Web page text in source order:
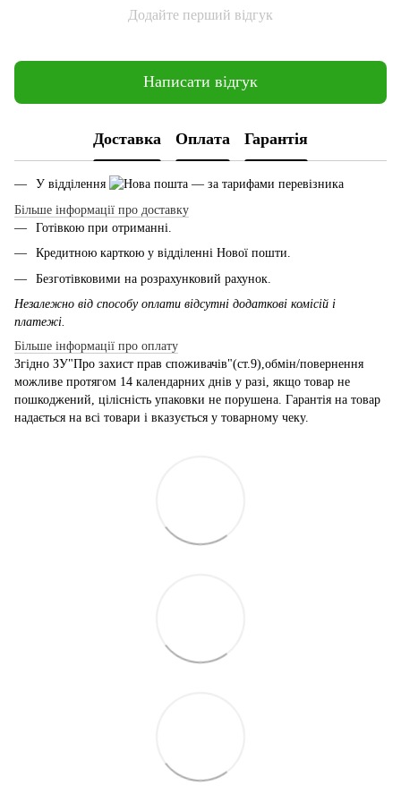
Додайте перший відгук
Написати відгук
Доставка Оплата Гарантія
У відділення
— за тарифами перевізника
Більше інформації про доставку
Готівкою при отриманні.
Кредитною карткою у відділенні Нової пошти.
Безготівковими на розрахунковий рахунок.
Незалежно від способу оплати відсутні додаткові комісій і
платежі.
Більше інформації про оплату
Згідно ЗУ"Про захист прав споживачів"(ст.9),обмін/повернення
можливе протягом 14 календарних днів у разі, якщо товар не
пошкоджений, цілісність упаковки не порушена. Гарантія на товар
надається на всі товари і вказується у товарному чеку.